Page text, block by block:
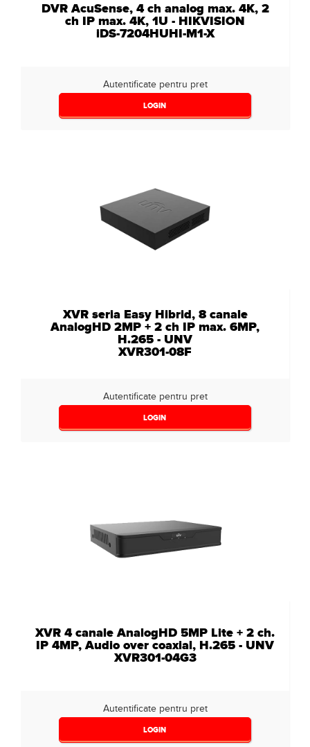
DVR AcuSense, 4 ch analog max. 4K, 2
ch IP max. 4K, 1U - HIKVISION
iDS-7204HUHI-M1-X
Autentificate pentru pret
LOGIN
XVR seria Easy Hibrid, 8 canale
AnalogHD 2MP + 2 ch IP max. 6MP,
H.265 - UNV
XVR301-08F
Autentificate pentru pret
LOGIN
XVR 4 canale AnalogHD 5MP Lite + 2 ch.
IP 4MP, Audio over coaxial, H.265 - UNV
XVR301-04G3
Autentificate pentru pret
LOGIN